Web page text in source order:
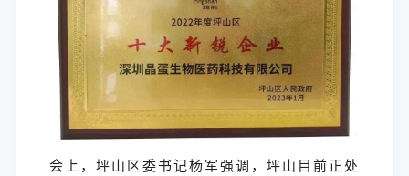
会上，坪山区委书记杨军强调，坪山目前正处